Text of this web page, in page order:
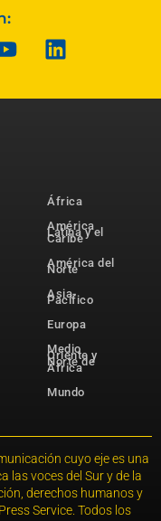
África
América
Latina y el
Caribe
América del
Norte
Asia-
Pacífico
Europa
Medio
Oriente y
Norte de
África
Mundo
cuyo eje es una
las voces del Sur y de la
derechos humanos y
Service. Todos los